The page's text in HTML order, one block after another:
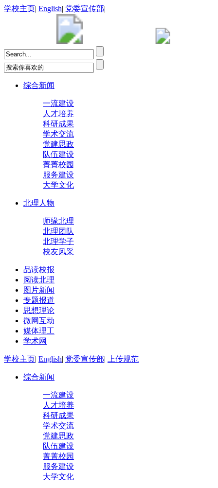
学校主页| English| 党委宣传部|
综合新闻
一流建设
人才培养
科研成果
学术交流
党建思政
队伍建设
菁菁校园
服务建设
大学文化
北理人物
师缘北理
北理团队
北理学子
校友风采
品读校报
阅读北理
图片新闻
专题报道
思想理论
微网互动
媒体理工
学术网
学校主页| English| 党委宣传部| 上传规范
综合新闻
一流建设
人才培养
科研成果
学术交流
党建思政
队伍建设
菁菁校园
服务建设
大学文化